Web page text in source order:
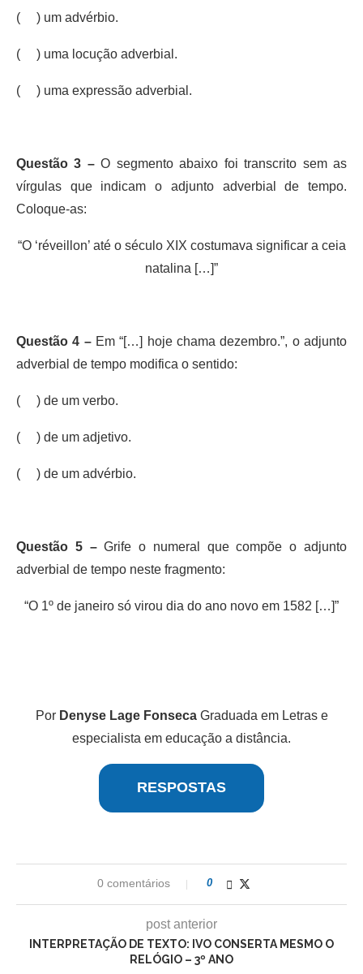
( ) um advérbio.
( ) uma locução adverbial.
( ) uma expressão adverbial.
Questão 3 –O segmento abaixo foi transcrito sem as
vírgulas que indicam o adjunto adverbial de tempo.
Coloque-as:
“O ‘réveillon’ até o século XIX costumava significar a ceia
natalina […]”
Questão 4 – Em “[…] hoje chama dezembro.”, o adjunto
adverbial de tempo modifica o sentido:
( ) de um verbo.
( ) de um adjetivo.
( ) de um advérbio.
Questão 5 –Grife o numeral que compõe o adjunto
adverbial de tempo neste fragmento:
“O 1º de janeiro só virou dia do ano novo em 1582 […]”
Por Denyse Lage Fonseca Graduada em Letras e
especialista em educação a distância.
RESPOSTAS
0 comentários 0
post anterior
INTERPRETAÇÃO DE TEXTO: IVO CONSERTA MESMO O
RELÓGIO – 3º ANO